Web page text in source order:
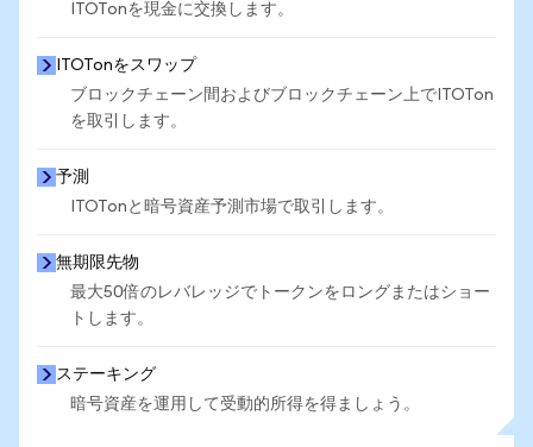
ITOTonを現金に交換します。
ITOTonをスワップ
ブロックチェーン間およびブロックチェーン上でITOTon
を取引します。
予測
ITOTonと暗号資産予測市場で取引します。
無期限先物
最大50倍のレバレッジでトークンをロングまたはショー
トします。
ステーキング
暗号資産を運用して受動的所得を得ましょう。